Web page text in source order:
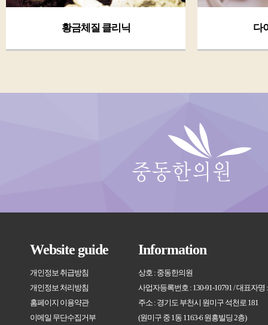
황금체질 클리닉 다
Website guide
개인정보 취급방침
개인정보 처리방침
홈페이지 이용약관
이메일 무단수집거부
Information
상호 : 중동한의원
사업자등록번호 : 130-91-10791 / 대표자명
주소 : 경기도 부천시 원미구 석천로 181
(원미구 중 1동 1163-6 원흥빌딩 2층)